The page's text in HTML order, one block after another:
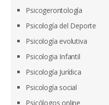
Psicogerontología
Psicología del Deporte
Psicología evolutiva
Psicologia Infantil
Psicología Jurídica
Psicología social
Psicólogos online